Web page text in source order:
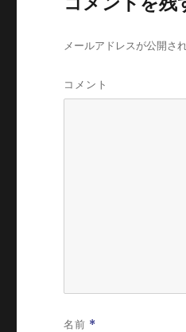
メールアドレスが公開さ
コメント
名前 *